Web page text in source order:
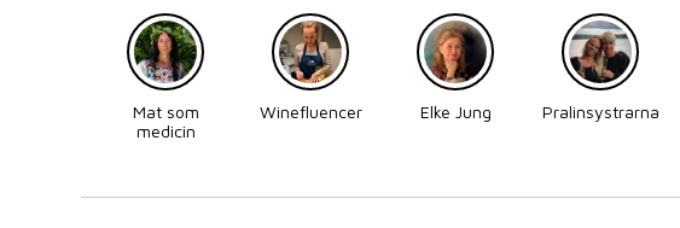
Mat som
medicin
Winefluencer Elke Jung Pralinsystrarna